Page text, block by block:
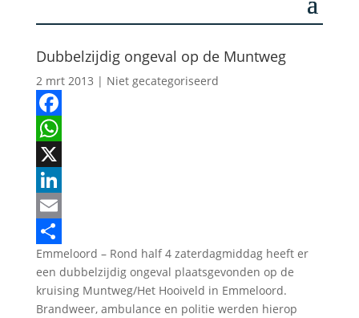
Dubbelzijdig ongeval op de Muntweg
2 mrt 2013 | Niet gecategoriseerd
Facebook
WhatsApp
X
LinkedIn
Email
Delen
Emmeloord – Rond half 4 zaterdagmiddag heeft er
een dubbelzijdig ongeval plaatsgevonden op de
kruising Muntweg/Het Hooiveld in Emmeloord.
Brandweer, ambulance en politie werden hierop